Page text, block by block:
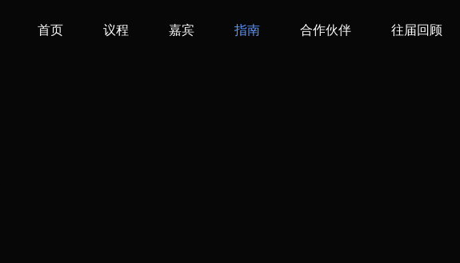
首页 议程 嘉宾 指南 合作伙伴 往届回顾